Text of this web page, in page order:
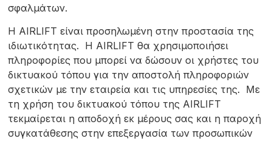
σφαλμάτων.
Η AIRLIFT είναι προσηλωμένη στην προστασία της
ιδιωτικότητας. Η AIRLIFT θα χρησιμοποιήσει
πληροφορίες που μπορεί να δώσουν οι χρήστες του
δικτυακού τόπου για την αποστολή πληροφοριών
σχετικών με την εταιρεία και τις υπηρεσίες της. Με
τη χρήση του δικτυακού τόπου της AIRLIFT
τεκμαίρεται η αποδοχή εκ μέρους σας και η παροχή
συγκατάθεσης στην επεξεργασία των προσωπικών